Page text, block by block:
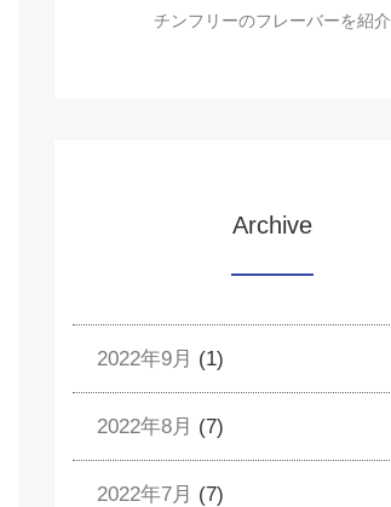
チンフリーのフレーバーを紹介
Archive
2022年9月 (1)
2022年8月 (7)
2022年7月 (7)